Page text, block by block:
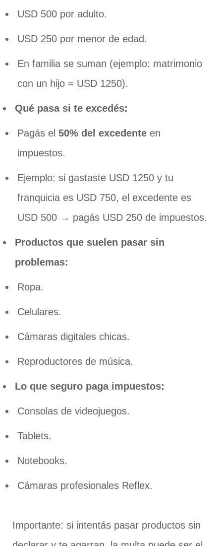
USD 500 por adulto.
USD 250 por menor de edad.
En familia se suman (ejemplo: matrimonio
con un hijo = USD 1250).
Qué pasa si te excedés:
Pagás el 50% del excedente en
impuestos.
Ejemplo: si gastaste USD 1250 y tu
franquicia es USD 750, el excedente es
USD 500 → pagás USD 250 de impuestos.
Productos que suelen pasar sin
problemas:
Ropa.
Celulares.
Cámaras digitales chicas.
Reproductores de música.
Lo que seguro paga impuestos:
Consolas de videojuegos.
Tablets.
Notebooks.
Cámaras profesionales Reflex.
Importante: si intentás pasar productos sin